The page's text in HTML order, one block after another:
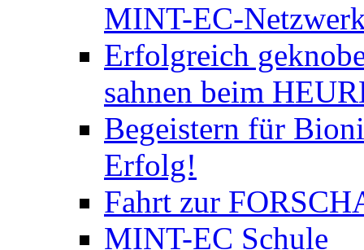
MINT-EC-
Erfolgreich
sahnen beim
Begeistern für
Erfolg!
Fahrt zur
MINT-EC Schule